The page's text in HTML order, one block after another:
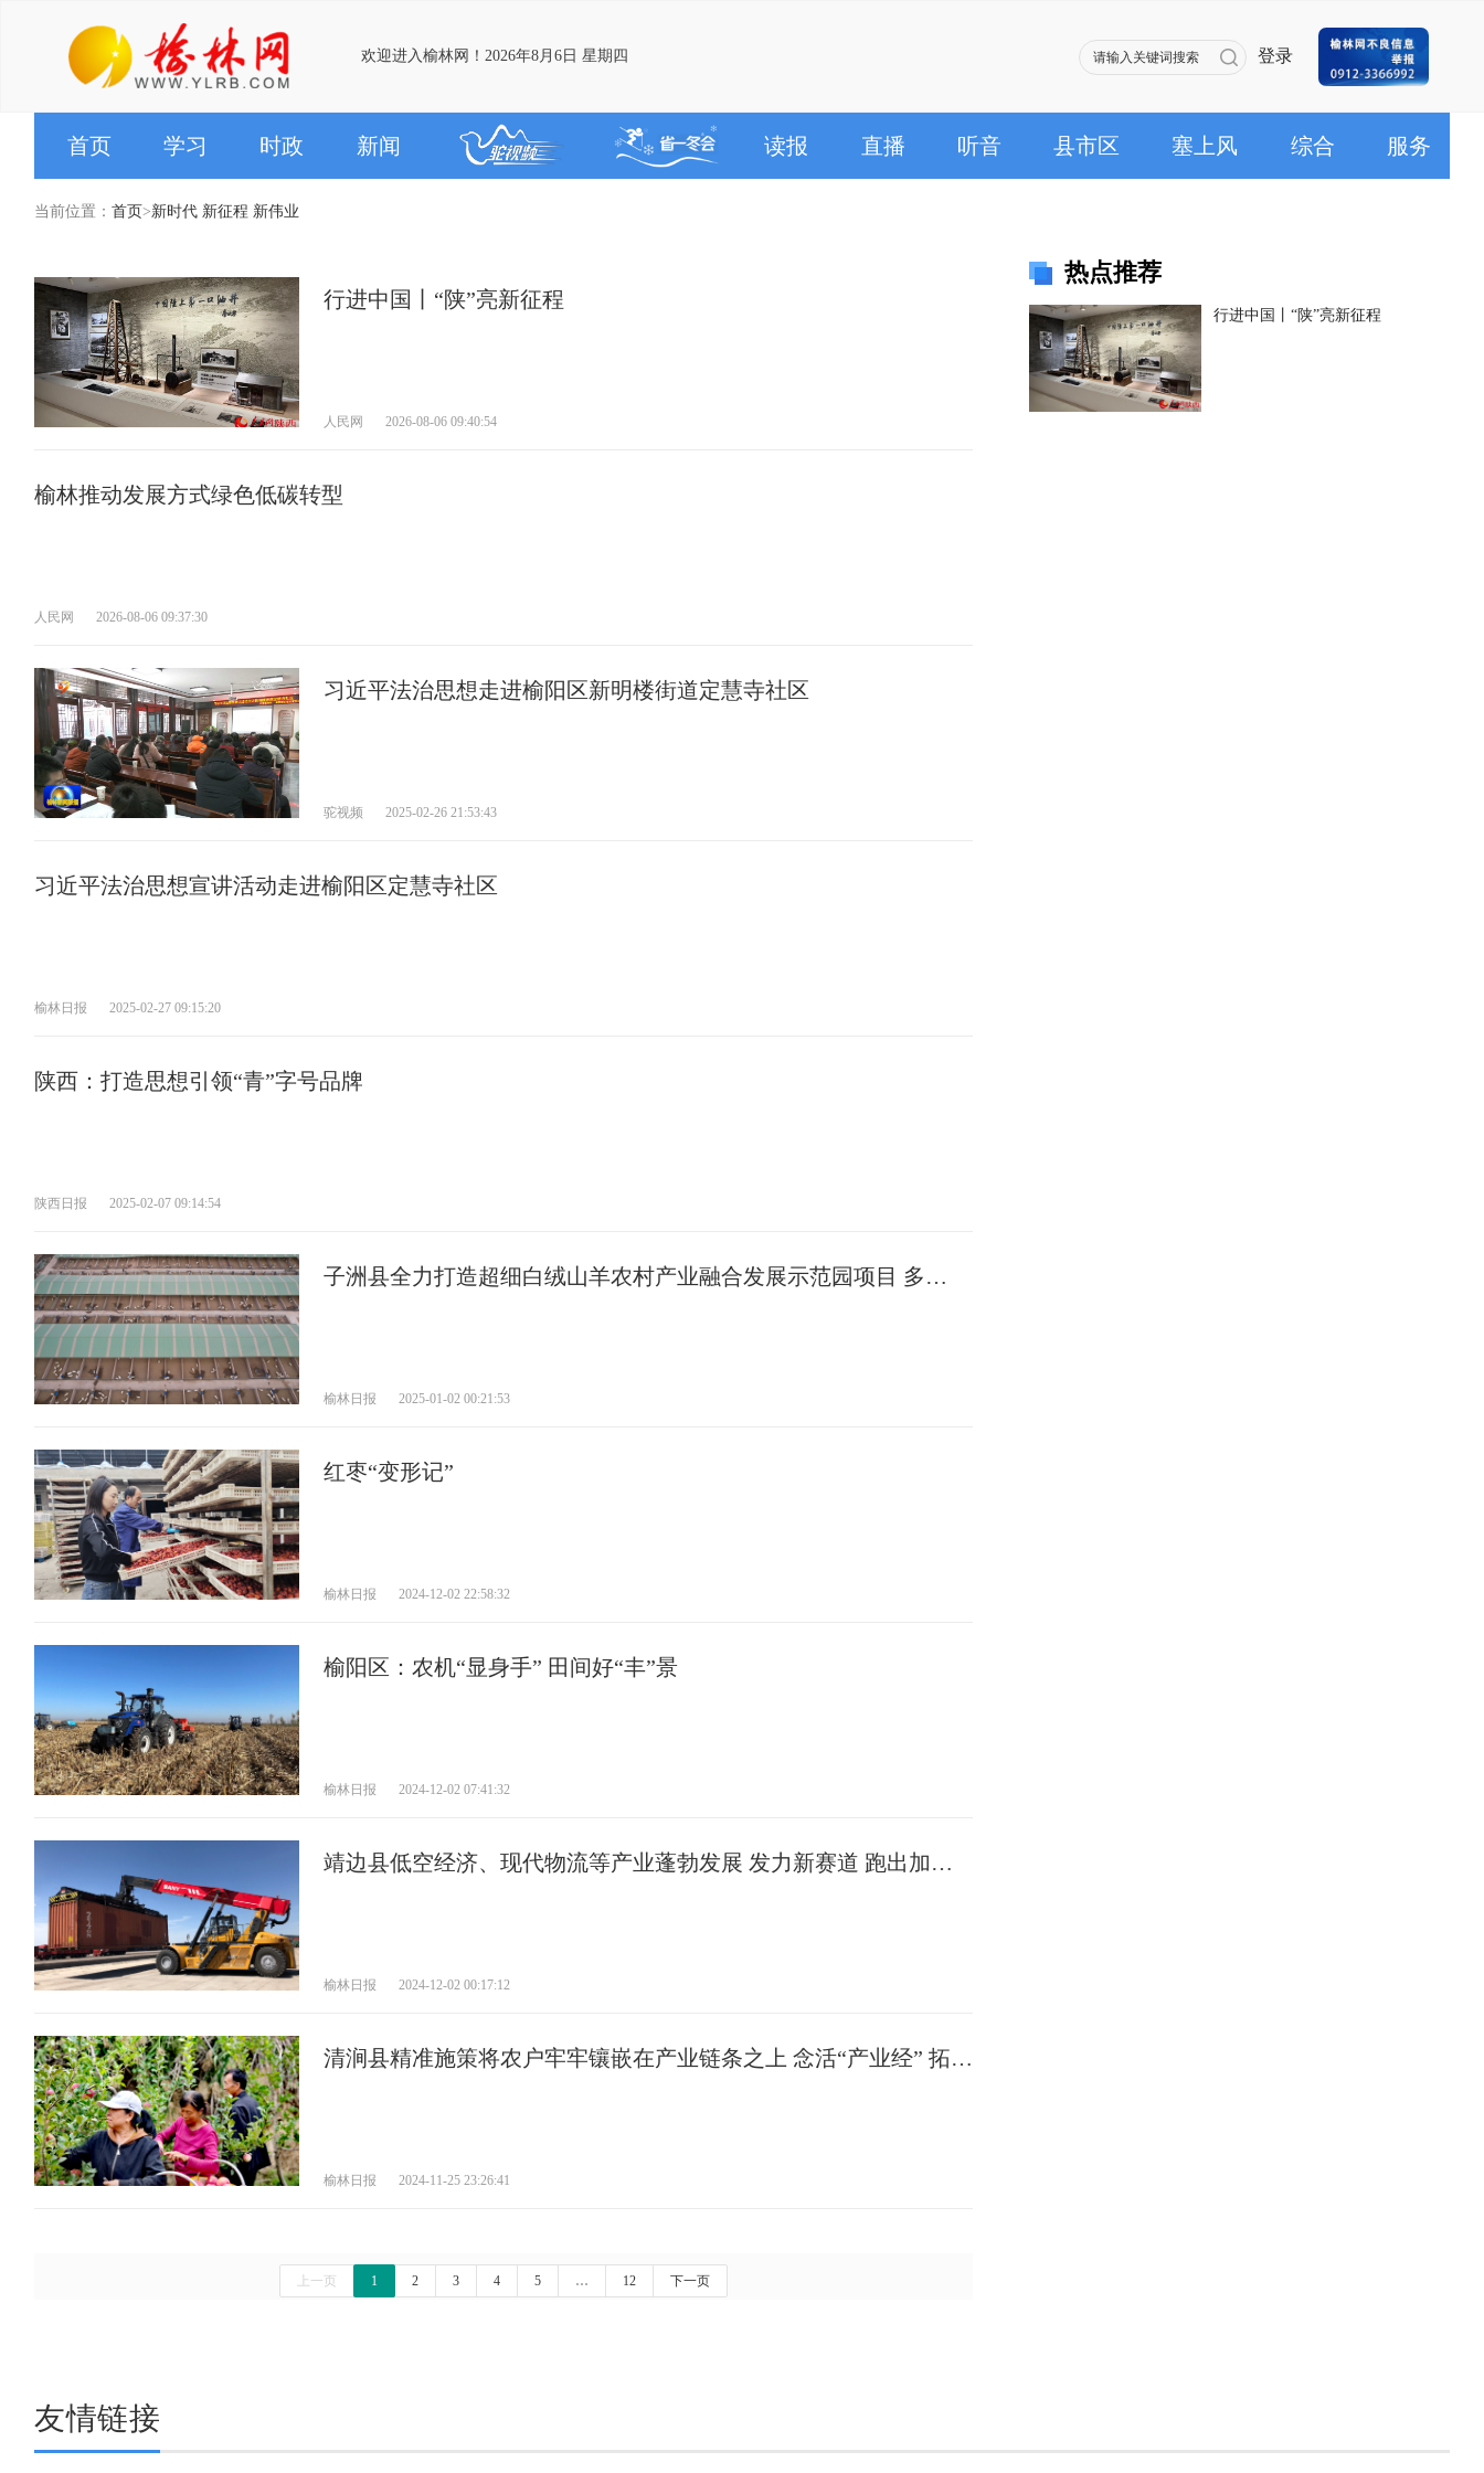
欢迎进入榆林网！2026年8月6日 星期四 登录
首页 学习 时政 新闻 读报 直播 听音 县市区 塞上风 综合 服务
当前位置： 首页>新时代 新征程 新伟业
行进中国丨“陕”亮新征程
人民网 2026-08-06 09:40:54
榆林推动发展方式绿色低碳转型
人民网 2026-08-06 09:37:30
习近平法治思想走进榆阳区新明楼街道定慧寺社区
驼视频 2025-02-26 21:53:43
习近平法治思想宣讲活动走进榆阳区定慧寺社区
榆林日报 2025-02-27 09:15:20
陕西：打造思想引领“青”字号品牌
陕西日报 2025-02-07 09:14:54
子洲县全力打造超细白绒山羊农村产业融合发展示范园项目 多
榆林日报 2025-01-02 00:21:53
红枣“变形记”
榆林日报 2024-12-02 22:58:32
榆阳区：农机“显身手” 田间好“丰”景
榆林日报 2024-12-02 07:41:32
靖边县低空经济、现代物流等产业蓬勃发展 发力新赛道 跑出加速
榆林日报 2024-12-02 00:17:12
清涧县精准施策将农户牢牢镶嵌在产业链条之上 念活“产业经” 拓
榆林日报 2024-11-25 23:26:41
上一页 1 2 3 4 5 … 12 下一页
热点推荐
行进中国丨“陕”亮新征程
友情链接